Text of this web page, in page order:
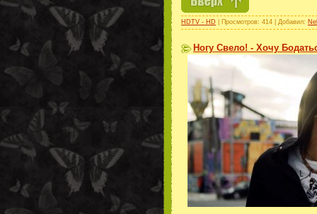
HDTV - HD | Просмотров: 414 | Добавил:
Ногу Свело! - Хочу